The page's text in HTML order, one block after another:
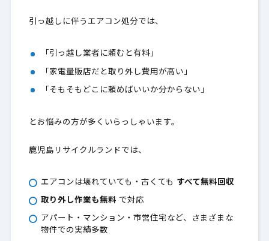
引っ越しに伴うエアコン処分では、
「引っ越し業者に頼むと有料」
「家電量販店だと取り外し費用が高い」
「そもそもどこに頼めばいいか分からない」
とお悩みの方が多くいらっしゃいます。
鹿児島リサイクルランドでは、
エアコンは壊れていても・古くても すべて無料回収
取り外し作業も無料 で対応
アパート・マンション・市営住宅など、さまざまな
物件での実績多数